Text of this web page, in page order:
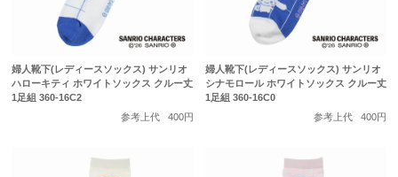
婦人靴下(レディースソックス) サンリオ
ハローキティ ホワイトソックス クルー丈
1足組 360-16C2
参考上代
400円
婦人靴下(レディースソックス) サンリオ
シナモロール ホワイトソックス クルー丈
1足組 360-16C0
参考上代
400円